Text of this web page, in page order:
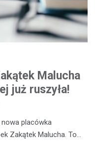
Malucha
już ruszyła!
placówka
Zakątek Malucha. To…